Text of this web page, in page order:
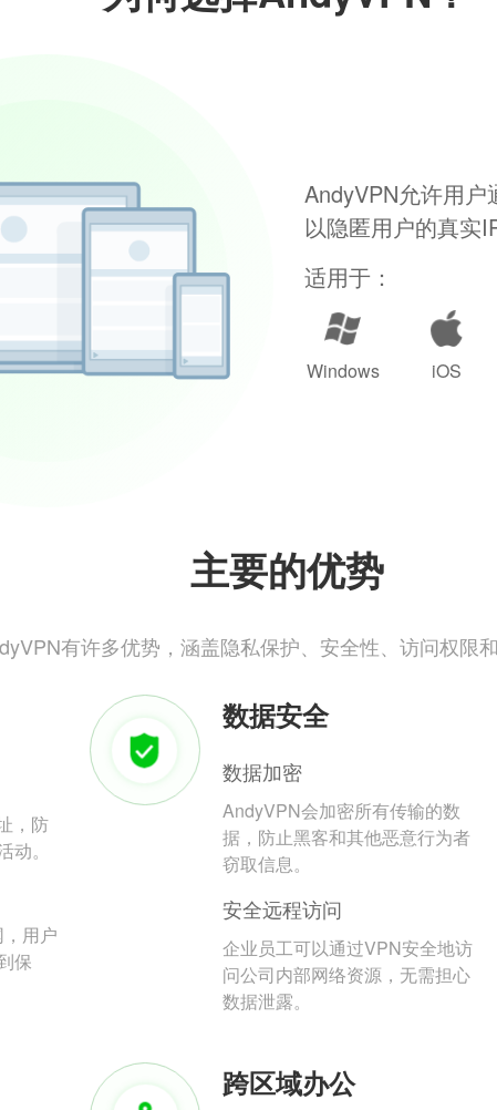
AndyVPN允许用
以隐匿用户的真实
适用于：
Windows iOS
主要的优势
有许多优势，涵盖隐私保护、安全性、访问权限
，防
。
用户
保
数据安全
数据加密
AndyVPN会加密所有传输的数
据，防止黑客和其他恶意行为者
窃取信息。
安全远程访问
企业员工可以通过VPN安全地访
问公司内部网络资源，无需担心
数据泄露。
跨区域办公